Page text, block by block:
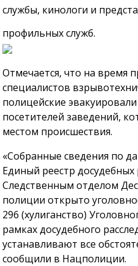
службы, кинологи и
профильных служб.
Отмечается, что на время
специалистов
полицейские
посетителей заведений,
местом происшествия.
«Собранные сведения по
Единый реестр досудебных
Следственным отделом
полиции открыто
296 (хулиганство)
рамках досудебного
устанавливают все
сообщили в Нацполиции.